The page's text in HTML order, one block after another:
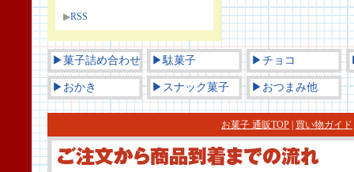
▶RSS
▶菓子詰め合わせ ▶駄菓子 ▶チョコ
▶おかき ▶スナック菓子 ▶おつまみ他
お菓子 通販TOP 買い物ガイド